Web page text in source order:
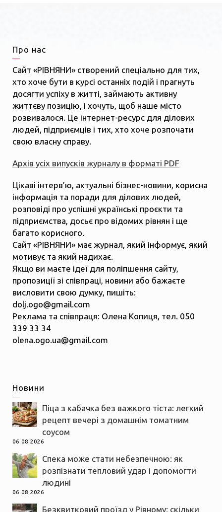
Про нас
Сайт «РІВНЯНИ» створений спеціально для тих,
хто хоче бути в курсі останніх подій і прагнуть
досягти успіху в житті, займають активну
життєву позицію, і хочуть, щоб наше місто
розвивалося. Це інтернет-ресурс для ділових
людей, підприємців і тих, хто хоче розпочати
свою власну справу.
Архів усіх випусків журналу в форматі PDF
Цікаві інтерв’ю, актуальні бізнес-новини, корисна
інформація та поради для ділових людей,
розповіді про успішні українські проєкти та
підприємства, досьє про відомих рівнян і ще
багато корисного.
Сайт «РІВНЯНИ» має журнал, який інформує, який
мотивує та який надихає.
Якщо ви маєте ідеї для поліпшення сайту,
пропозиції зі співпраці, новини або бажаєте
висловити свою думку, пишіть:
dolj.ogo@gmail.com
Реклама та співпраця: Олена Копиця, тел. 050
339 33 34
olena.ogo.ua@gmail.com
Новини
Піца з кабачка без важкого тіста: легкий
рецепт вечері з домашнім томатним
соусом
06.08.2026
Спека може стати небезпечною: як
розпізнати тепловий удар і допомогти
людині
06.08.2026
Безквитковий проїзд у Рівному: скільки